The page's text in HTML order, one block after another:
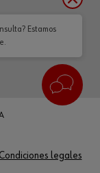
Condiciones legales
Estamos